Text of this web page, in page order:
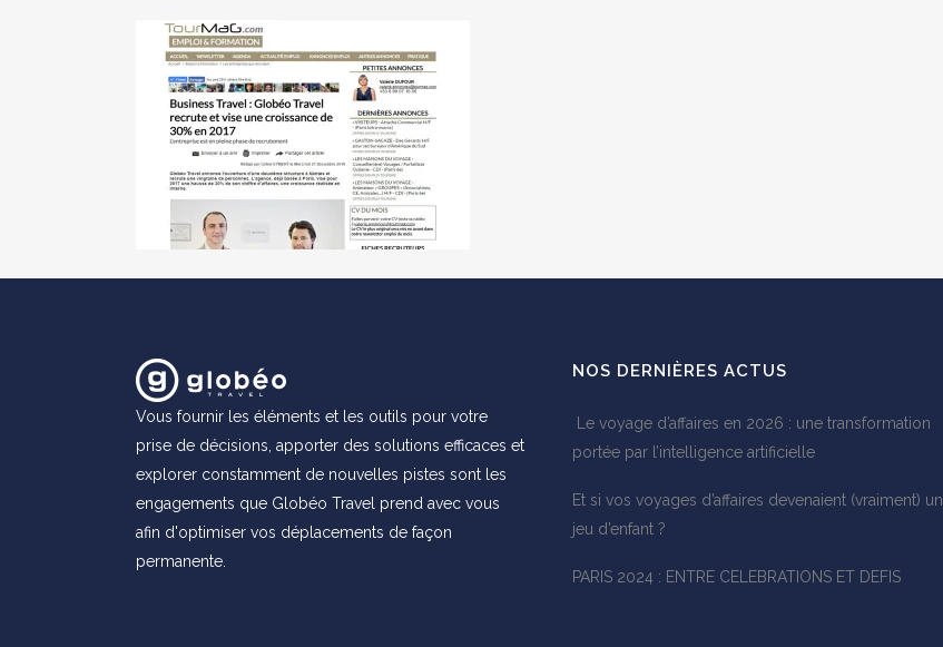
Vous fournir les éléments et les outils pour votre
prise de décisions, apporter des solutions efficaces et
explorer constamment de nouvelles pistes sont les
engagements que Globéo Travel prend avec vous
afin d'optimiser vos déplacements de façon
permanente.
NOS DERNIÈRES ACTUS
Le voyage d’affaires en 2026 : une transformation
portée par l’intelligence artificielle
Et si vos voyages d’affaires devenaient (vraiment) un
jeu d’enfant ?
PARIS 2024 : ENTRE CELEBRATIONS ET DEFIS